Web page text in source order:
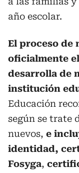
año escolar.
El proceso de
oficialmente
desarrolla de
institución
Educación
según se trate
nuevos, e
identidad,
Fosyga,